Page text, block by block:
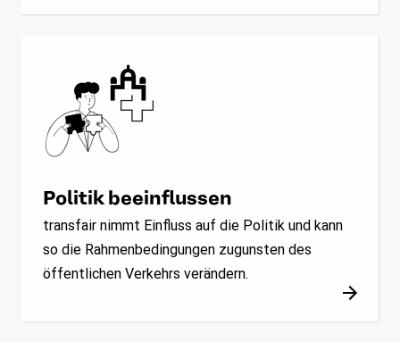
Politik beeinflussen
transfair nimmt Einfluss auf die Politik und kann
so die Rahmenbedingungen zugunsten des
öffentlichen Verkehrs verändern.